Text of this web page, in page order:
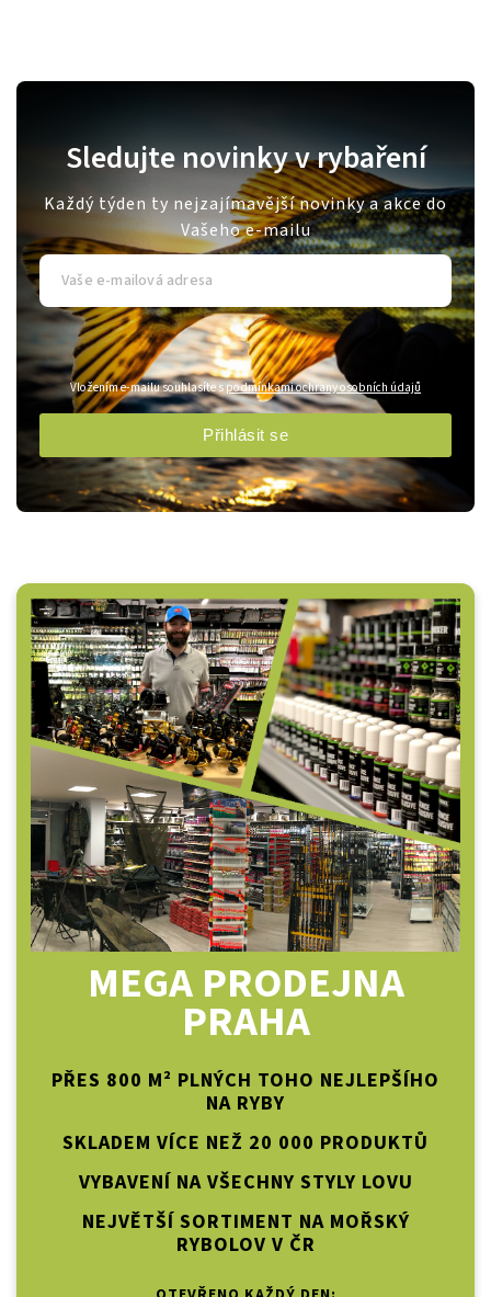
MEGA PRODEJNA
PRAHA
PŘES 800 M² PLNÝCH TOHO NEJLEPŠÍHO
NA RYBY
SKLADEM VÍCE NEŽ 20 000 PRODUKTŮ
VYBAVENÍ NA VŠECHNY STYLY LOVU
NEJVĚTŠÍ SORTIMENT NA MOŘSKÝ
RYBOLOV V ČR
Sledujte novinky v rybaření
Každý týden ty nejzajímavější novinky a akce do
Vašeho e-mailu
Vložením e-mailu souhlasíte spodmínkami ochrany osobních údajů
Přihlásit se